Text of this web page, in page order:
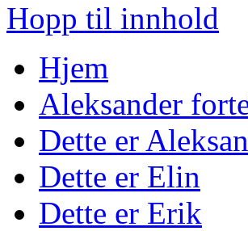
Hopp til innhold
Hjem
Aleksander
Dette er
Dette er Elin
Dette er Erik